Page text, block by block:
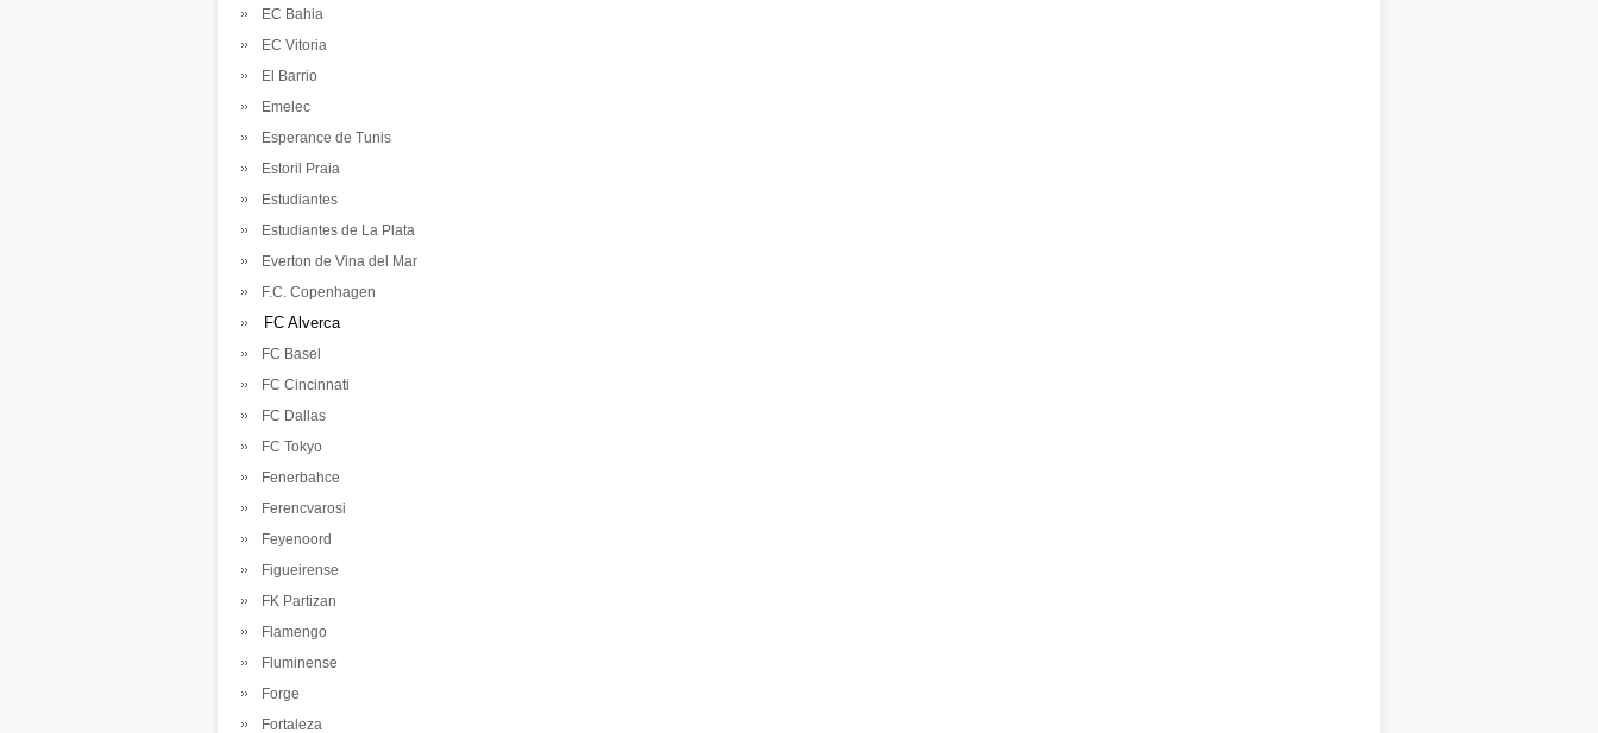
EC Bahia
EC Vitoria
El Barrio
Emelec
Esperance de Tunis
Estoril Praia
Estudiantes
Estudiantes de La Plata
Everton de Vina del Mar
F.C. Copenhagen
FC Alverca
FC Basel
FC Cincinnati
FC Dallas
FC Tokyo
Fenerbahce
Ferencvarosi
Feyenoord
Figueirense
FK Partizan
Flamengo
Fluminense
Forge
Fortaleza